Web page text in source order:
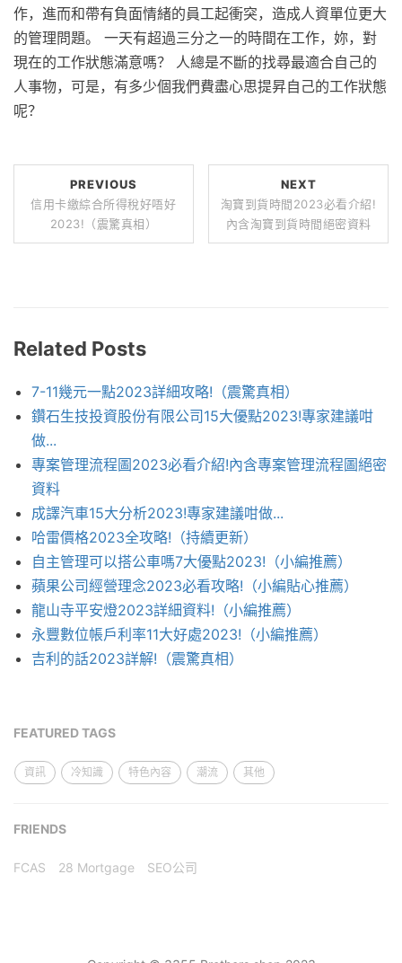
作，進而和帶有負面情緒的員工起衝突，造成人資單位更大
的管理問題。 一天有超過三分之一的時間在工作，妳，對
現在的工作狀態滿意嗎？ 人總是不斷的找尋最適合自己的
人事物，可是，有多少個我們費盡心思提昇自己的工作狀態
呢？
PREVIOUS
信用卡繳綜合所得稅好唔好
2023!（震驚真相）
NEXT
淘寶到貨時間2023必看介紹!
內含淘寶到貨時間絕密資料
Related Posts
7-11幾元一點2023詳細攻略!（震驚真相）
鑽石生技投資股份有限公司15大優點2023!專家建議咁
做...
專案管理流程圖2023必看介紹!內含專案管理流程圖絕密
資料
成譯汽車15大分析2023!專家建議咁做...
哈雷價格2023全攻略!（持續更新）
自主管理可以搭公車嗎7大優點2023!（小編推薦）
蘋果公司經營理念2023必看攻略!（小編貼心推薦）
龍山寺平安燈2023詳細資料!（小編推薦）
永豐數位帳戶利率11大好處2023!（小編推薦）
吉利的話2023詳解!（震驚真相）
FEATURED TAGS
資訊 冷知識 特色內容 潮流 其他
FRIENDS
FCAS 28 Mortgage SEO公司